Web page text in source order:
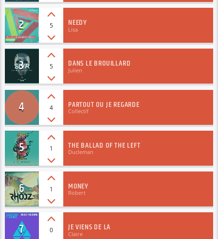
2 5 NEEDY
3 5 DANS LE BROUILLARD
4 4 PARTOUT OU JE REGARDE
5 1 THE BALLAD OF THE LEFT
6 1 MONEY
7 0 JE VIENS DE LA